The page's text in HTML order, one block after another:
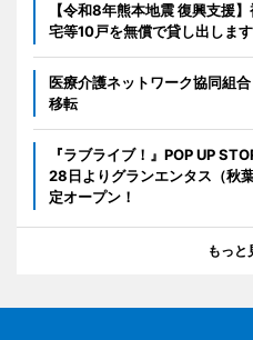
【令和8年熊本地震 復興支援
宅等10戸を無償で貸し出します
医療介護ネットワーク協同組
移転
『ラブライブ！』POP UP
28日よりグランエンタス（秋
定オープン！
もっと